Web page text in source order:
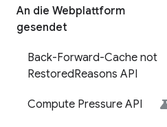
An die Webplattform
gesendet
Back-Forward-Cache not
RestoredReasons API
Compute Pressure API